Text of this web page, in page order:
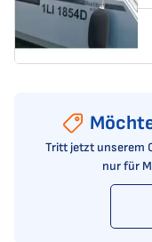
Tritt jetzt unserem
nur für